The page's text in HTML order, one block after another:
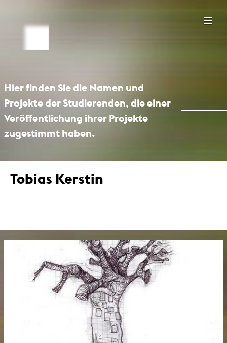
Hier finden Sie die Namen und
Projekte der Studierenden, die einer
Veröffentlichung ihrer Projekte
zugestimmt haben.
Tobias Kerstin